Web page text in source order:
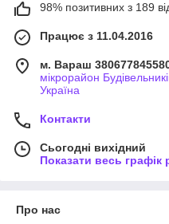
98% позитивних з 189
Працює з 11.04.2016
м. Вараш
мікрорайон
Україна
Контакти
Сьогодні вихідний
Показати весь графік
Про нас